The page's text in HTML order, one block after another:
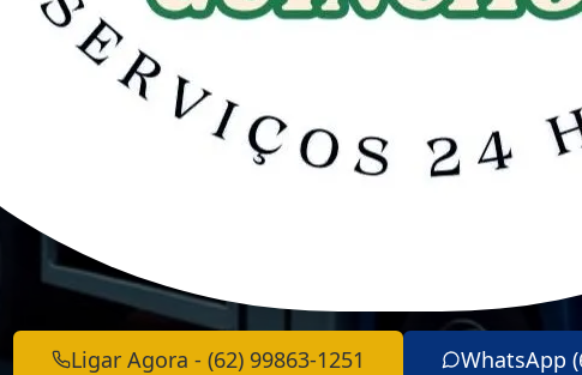
Ligar Agora - (62) 99863-1251 WhatsApp